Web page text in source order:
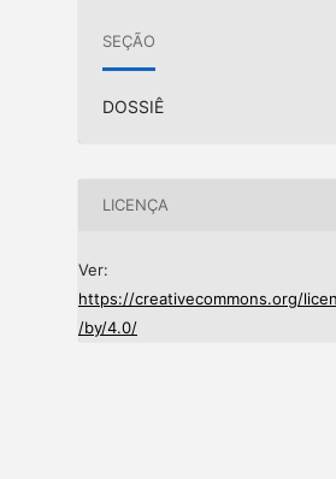
SEÇÃO
DOSSIÊ
LICENÇA
Ver:
https://creativecommons.org/
/by/4.0/